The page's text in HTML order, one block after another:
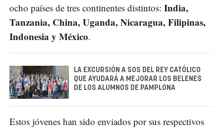
ocho países de tres continentes distintos: India,
Tanzania, China, Uganda, Nicaragua, Filipinas,
Indonesia y México.
LA EXCURSIÓN A SOS DEL REY CATÓLICO
QUE AYUDARÁ A MEJORAR LOS BELENES
DE LOS ALUMNOS DE PAMPLONA
Estos jóvenes han sido enviados por sus respectivos